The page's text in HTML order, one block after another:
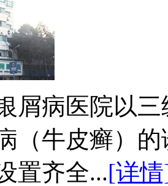
屑病医院以
（牛皮癣）
置齐全...[详